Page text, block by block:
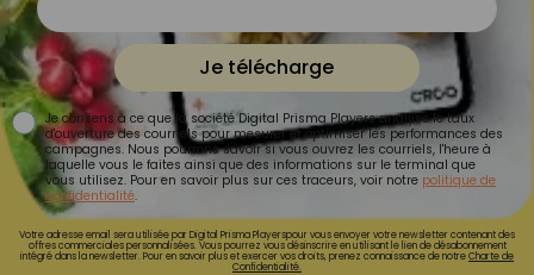
Je télécharge
Je consens à ce que la société Digital Prisma Players analyse le taux
d'ouverture des courriels pour mesurer et optimiser les performances des
campagnes. Nous pourrons savoir si vous ouvrez les courriels, l'heure à
laquelle vous le faites ainsi que des informations sur le terminal que
vous utilisez. Pour en savoir plus sur ces traceurs, voir notre politique de
confidentialité.
Votre adresse email sera utilisée par Digital Prisma Playerspour vous envoyer votre newsletter contenant des
offres commerciales personnalisées. Vous pourrez vous désinscrire en utilisant le lien de désabonnement
intégré dans la newsletter. Pour en savoir plus et exercer vos droits, prenez connaissance de notreCharte de
Confidentialité.